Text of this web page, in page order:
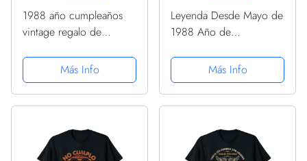
1988 año cumpleaños
vintage regalo de
Más Info
Leyenda Desde Mayo de
1988 Año de
sin MangasMás Info